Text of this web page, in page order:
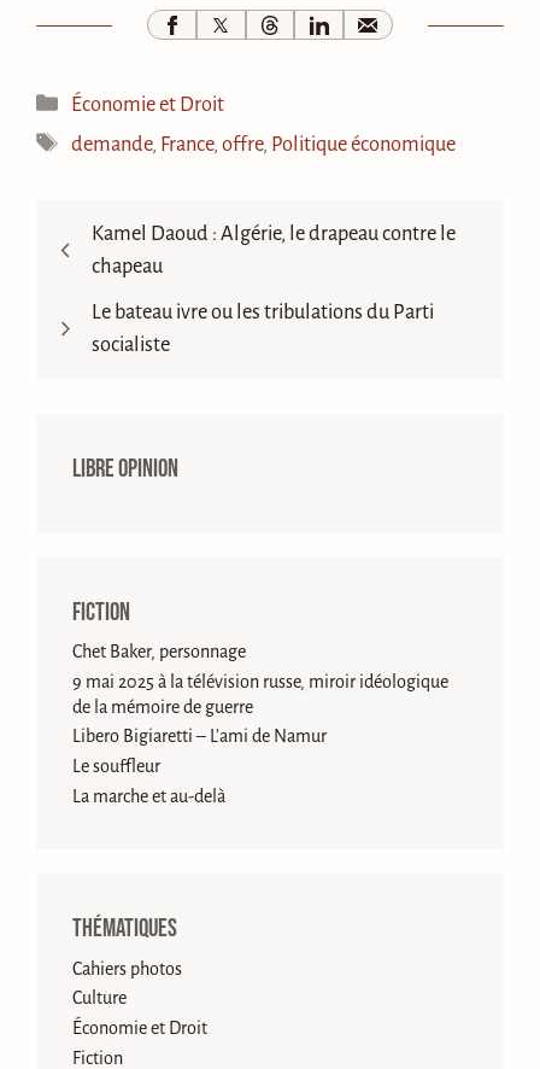
Catégories
Économie et Droit
Étiquettes
demande, France,offre, Politique économique
Kamel Daoud : Algérie, le drapeau contre le
chapeau
Le bateau ivre ou les tribulations du Parti
socialiste
Libre opinion
Fiction
Chet Baker, personnage
9 mai 2025 à la télévision russe, miroir idéologique
de la mémoire de guerre
Libero Bigiaretti – L’ami de Namur
Le souffleur
La marche et au-delà
Thématiques
Cahiers photos
Culture
Économie et Droit
Fiction